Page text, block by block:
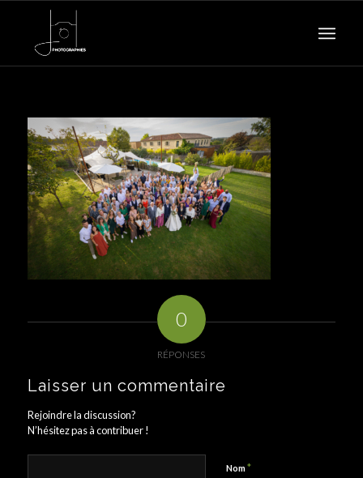
0
RÉPONSES
Laisser un commentaire
Rejoindre la discussion?
N’hésitez pas à contribuer !
Nom*